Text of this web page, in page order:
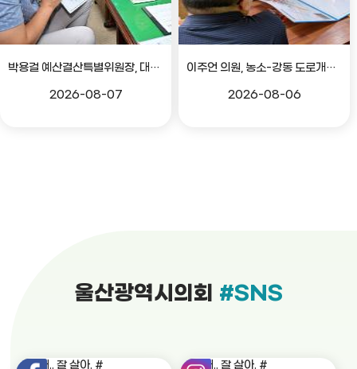
박용걸 예산결산특별위원장, 대공원로 확장공사 현안점검 간담회
2026-08-07
이주언 의원, 농소-강동 도로개설 민원 현장 점검
2026-08-06
울산광역시의회 #SNS